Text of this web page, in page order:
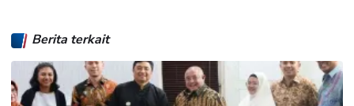
Berita terkait